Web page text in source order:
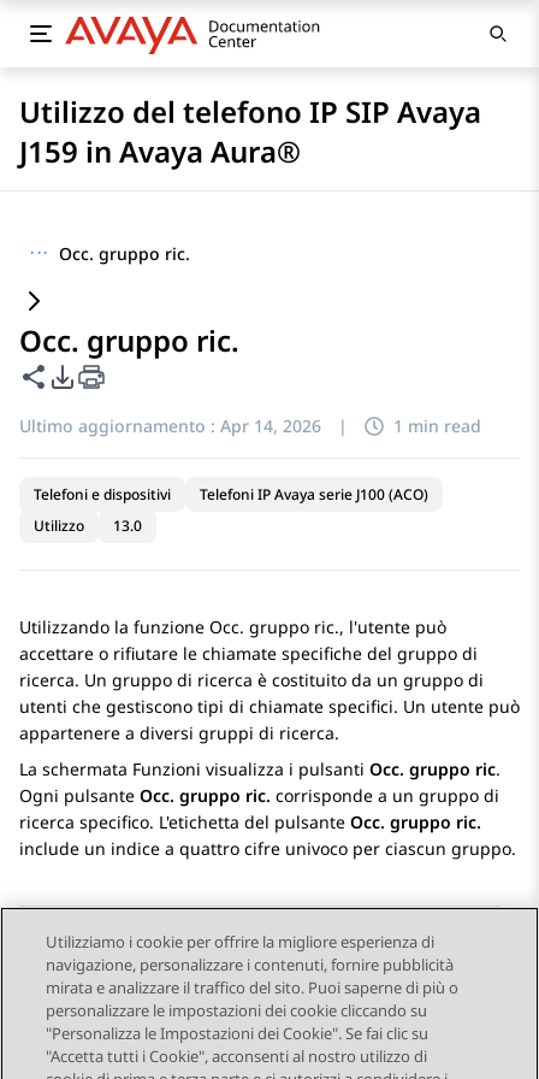
Utilizzo del telefono IP SIP Avaya
J159 in Avaya Aura®
··· Occ. gruppo ric.
Occ. gruppo ric.
Condividi questa pagina
Opzioni di esportazione PDF
Ultimo aggiornamento : Apr 14, 2026 | 1 min read
Telefoni e dispositivi
Telefoni IP Avaya serie J100 (ACO)
Utilizzo
13.0
Utilizzando la funzione Occ. gruppo ric., l'utente può
accettare o rifiutare le chiamate specifiche del gruppo di
ricerca. Un gruppo di ricerca è costituito da un gruppo di
utenti che gestiscono tipi di chiamate specifici. Un utente può
appartenere a diversi gruppi di ricerca.
La schermata Funzioni visualizza i pulsanti Occ. gruppo ric.
Ogni pulsante Occ. gruppo ric. corrisponde a un gruppo di
ricerca specifico. L'etichetta del pulsante Occ. gruppo ric.
include un indice a quattro cifre univoco per ciascun gruppo.
Send Feedback
Utilizziamo i cookie per offrire la migliore esperienza di
navigazione, personalizzare i contenuti, fornire pubblicità
mirata e analizzare il traffico del sito. Puoi saperne di più o
personalizzare le impostazioni dei cookie cliccando su
"Personalizza le Impostazioni dei Cookie". Se fai clic su
"Accetta tutti i Cookie", acconsenti al nostro utilizzo di